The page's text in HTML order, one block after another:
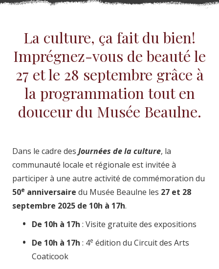
La culture, ça fait du bien!
Imprégnez-vous de beauté le
27 et le 28 septembre grâce à
la programmation tout en
douceur du Musée Beaulne.
Dans le cadre des Journées de la culture, la
communauté locale et régionale est invitée à
participer à une autre activité de commémoration du
50e anniversaire du Musée Beaulne les 27 et 28
septembre 2025 de 10h à 17h.
De 10h à 17h : Visite gratuite des expositions
De 10h à 17h : 4e édition du Circuit des Arts
Coaticook